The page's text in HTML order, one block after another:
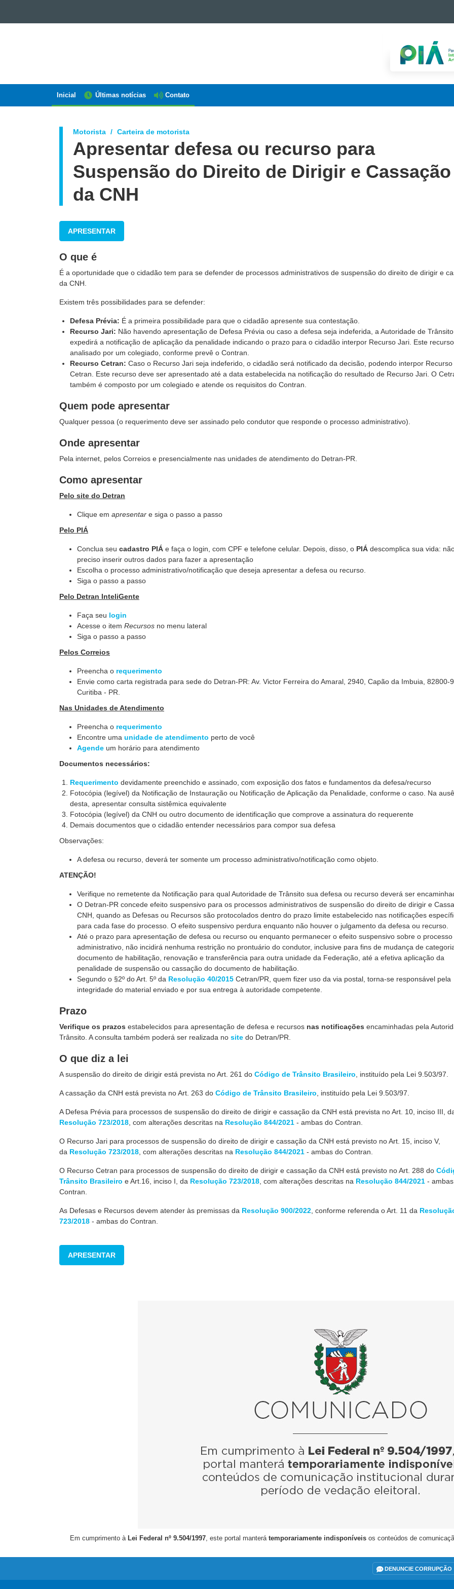
PARANÁ
Navegação
Inicial Últimas notícias Contato
Motorista Carteira de motorista
Apresentar defesa ou recurso para
Suspensão do Direito de Dirigir e Cassação
da CNH
APRESENTAR
O que é
É a oportunidade que o cidadão tem para se defender de processos administrativos de suspensão do direito de dirigir e
da CNH.
Existem três possibilidades para se defender:
Defesa Prévia: É a primeira possibilidade para que o cidadão apresente sua contestação.
Recurso Jari: Não havendo apresentação de Defesa Prévia ou caso a defesa seja indeferida, a Autoridade de Trânsito
expedirá a notificação de aplicação da penalidade indicando o prazo para o cidadão interpor Recurso Jari. Este
analisado por um colegiado, conforme prevê o Contran.
Recurso Cetran: Caso o Recurso Jari seja indeferido, o cidadão será notificado da decisão, podendo interpor Recurso
Cetran. Este recurso deve ser apresentado até a data estabelecida na notificação do resultado de Recurso Jari. O
também é composto por um colegiado e atende os requisitos do Contran.
Quem pode apresentar
Qualquer pessoa (o requerimento deve ser assinado pelo condutor que responde o processo administrativo).
Onde apresentar
Pela internet, pelos Correios e presencialmente nas unidades de atendimento do Detran-PR.
Como apresentar
Pelo site do Detran
Clique em apresentar e siga o passo a passo
Pelo PIÁ
Conclua seu cadastro PIÁ e faça o login, com CPF e telefone celular. Depois, disso, o PIÁ descomplica sua vida:
preciso inserir outros dados para fazer a apresentação
Escolha o processo administrativo/notificação que deseja apresentar a defesa ou recurso.
Siga o passo a passo
Pelo Detran InteliGente
Faça seu login
Acesse o item Recursos no menu lateral
Siga o passo a passo
Pelos Correios
Preencha o requerimento
Envie como carta registrada para sede do Detran-PR: Av. Victor Ferreira do Amaral, 2940, Capão da Imbuia, 82800-
Curitiba - PR.
Nas Unidades de Atendimento
Preencha o requerimento
Encontre uma unidade de atendimento perto de você
Agende um horário para atendimento
Documentos necessários:
Requerimento devidamente preenchido e assinado, com exposição dos fatos e fundamentos da defesa/recurso
Fotocópia (legível) da Notificação de Instauração ou Notificação de Aplicação da Penalidade, conforme o caso. Na
desta, apresentar consulta sistêmica equivalente
Fotocópia (legível) da CNH ou outro documento de identificação que comprove a assinatura do requerente
Demais documentos que o cidadão entender necessários para compor sua defesa
Observações:
A defesa ou recurso, deverá ter somente um processo administrativo/notificação como objeto.
ATENÇÃO!
Verifique no remetente da Notificação para qual Autoridade de Trânsito sua defesa ou recurso deverá ser
O Detran-PR concede efeito suspensivo para os processos administrativos de suspensão do direito de dirigir e
CNH, quando as Defesas ou Recursos são protocolados dentro do prazo limite estabelecido nas notificações
para cada fase do processo. O efeito suspensivo perdura enquanto não houver o julgamento da defesa ou recurso.
Até o prazo para apresentação de defesa ou recurso ou enquanto permanecer o efeito suspensivo sobre o processo
administrativo, não incidirá nenhuma restrição no prontuário do condutor, inclusive para fins de mudança de
documento de habilitação, renovação e transferência para outra unidade da Federação, até a efetiva aplicação da
penalidade de suspensão ou cassação do documento de habilitação.
Segundo o §2º do Art. 5º da Resolução 40/2015 Cetran/PR, quem fizer uso da via postal, torna-se responsável pela
integridade do material enviado e por sua entrega à autoridade competente.
Prazo
Verifique os prazos estabelecidos para apresentação de defesa e recursos nas notificações encaminhadas pela
Trânsito. A consulta também poderá ser realizada no site do Detran/PR.
O que diz a lei
A suspensão do direito de dirigir está prevista no Art. 261 do Código de Trânsito Brasileiro , instituído pela Lei 9.503/97.
A cassação da CNH está prevista no Art. 263 do Código de Trânsito Brasileiro instituído pela Lei 9.503/97.
A Defesa Prévia para processos de suspensão do direito de dirigir e cassação da CNH está prevista no Art. 10, inciso III,
Resolução 723/2018 , com alterações descritas na Resolução 844/2021 - ambas do Contran.
O Recurso Jari para processos de suspensão do direito de dirigir e cassação da CNH está previsto no Art. 15, inciso V,
da Resolução 723/2018 , com alterações descritas na Resolução 844/2021 - ambas do Contran.
O Recurso Cetran para processos de suspensão do direito de dirigir e cassação da CNH está previsto no Art. 288 do
Trânsito Brasileiro e Art.16, inciso I , da Resolução 723/2018 , com alterações descritas na Resolução 844/2021 -
Contran.
As Defesas e Recursos devem atender às premissas da Resolução 900/2022 , conforme referenda o Art. 11 da
723/2018 - ambas do Contran
APRESENTAR
Em cumprimento à Lei Federal nº 9.504/1997, este portal manterá temporariamente indisponíveis os conteúdos de
DENUNCIE CORRUPÇÃO